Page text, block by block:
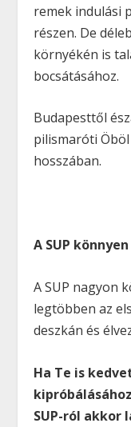
remek indulási
részen. De
környékén is
bocsátásához.
Budapesttől
pilismaróti
hosszában.
A SUP
A SUP nagyon
legtöbben az
deszkán és
Ha Te is
SUP-ról akkor